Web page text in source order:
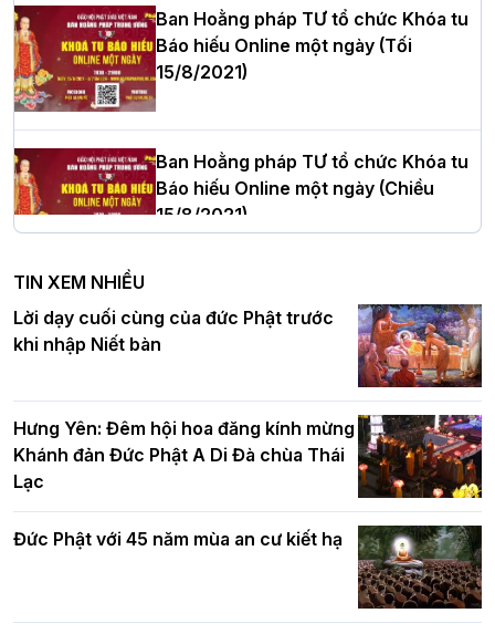
Thượng tọa Thích Tâm Chính được suy
cử tân Trưởng ban Trị sự GHPGVN tỉnh
Hà Nội: Tăng Ni Trường hạ Bồ Đề trang
nghiêm tác pháp Tiền an cư PL.2570 –
DL.2026
chúc mừng Phật đản BTS GHPGVN TP.
Hà Nội
Hơn 5.000 người tham dự diễu hành,
Ban Hoằng pháp TƯ tổ chức Khóa tu
Báo hiếu Online một ngày (Tối
15/8/2021)
Ban Hoằng pháp TƯ tổ chức Khóa tu
Báo hiếu Online một ngày (Chiều
15/8/2021)
Ban Hoằng pháp TƯ tổ chức Khóa tu
Báo hiếu Online một ngày (Sáng
15/8/2021)
Tinh thần yêu nước của Phật giáo
TIN XEM NHIỀU
Lời dạy cuối cùng của đức Phật trước
khi nhập Niết bàn
Hưng Yên: Đêm hội hoa đăng kính mừng
Khánh đản Đức Phật A Di Đà chùa Thái
Lạc
Đức Phật với 45 năm mùa an cư kiết hạ